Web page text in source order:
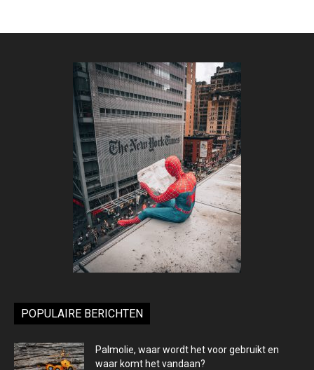
POPULAIRE BERICHTEN
Palmolie, waar wordt het voor gebruikt en
waar komt het vandaan?